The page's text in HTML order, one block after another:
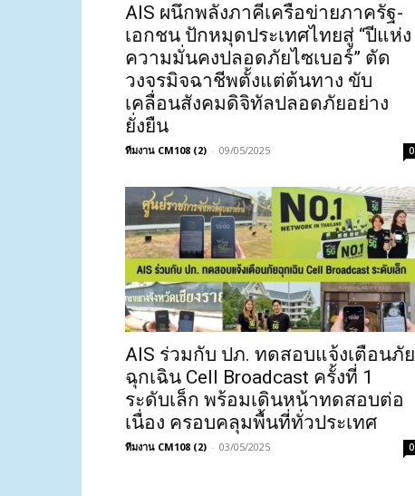
AIS ผนึกพลังภาคีเครือข่ายภาครัฐ-
เอกชน ปักหมุดประเทศไทยสู่ “ปีแห่ง
ความมั่นคงปลอดภัยไซเบอร์” ตัด
วงจรมิจฉาชีพตั้งแต่ต้นทาง ขับ
เคลื่อนสังคมดิจิทัลปลอดภัยอย่าง
ยั่งยืน
ทีมงาน CM108 (2) - 09/05/2025 0
AIS ร่วมกับ ปภ. ทดสอบแจ้งเตือนภัย
ฉุกเฉิน Cell Broadcast ครั้งที่ 1
ระดับเล็ก พร้อมเดินหน้าทดสอบต่อ
เนื่อง ครอบคลุมพื้นที่ทั่วประเทศ
ทีมงาน CM108 (2) - 03/05/2025 0